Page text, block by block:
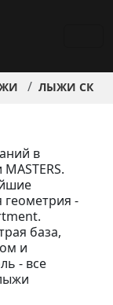
ЛЫЖИ
в
-
база,
и
- все